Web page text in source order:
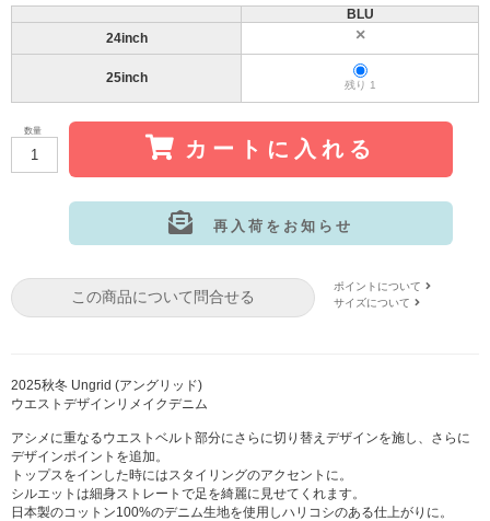
BLU
24inch
25inch 残り 1
数量
カートに入れる
再入荷をお知らせ
この商品について問合せる
ポイントについて
サイズについて
2025秋冬 Ungrid (アングリッド)
ウエストデザインリメイクデニム
アシメに重なるウエストベルト部分にさらに切り替えデザインを施し、さらに
デザインポイントを追加。
トップスをインした時にはスタイリングのアクセントに。
シルエットは細身ストレートで足を綺麗に見せてくれます。
日本製のコットン100%のデニム生地を使用しハリコシのある仕上がりに。